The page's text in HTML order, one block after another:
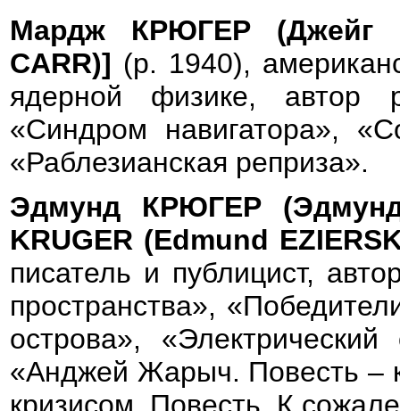
Мардж КРЮГЕР (Джейг
CARR)] (р. 1940),
ядерной физике, автор
«Синдром навигатора»,
«Раблезианская реприза».
Эдмунд КРЮГЕР
KRUGER (Edmund
писатель и публицист,
пространства»,
острова»,
«Анджей Жарыч. Повесть –